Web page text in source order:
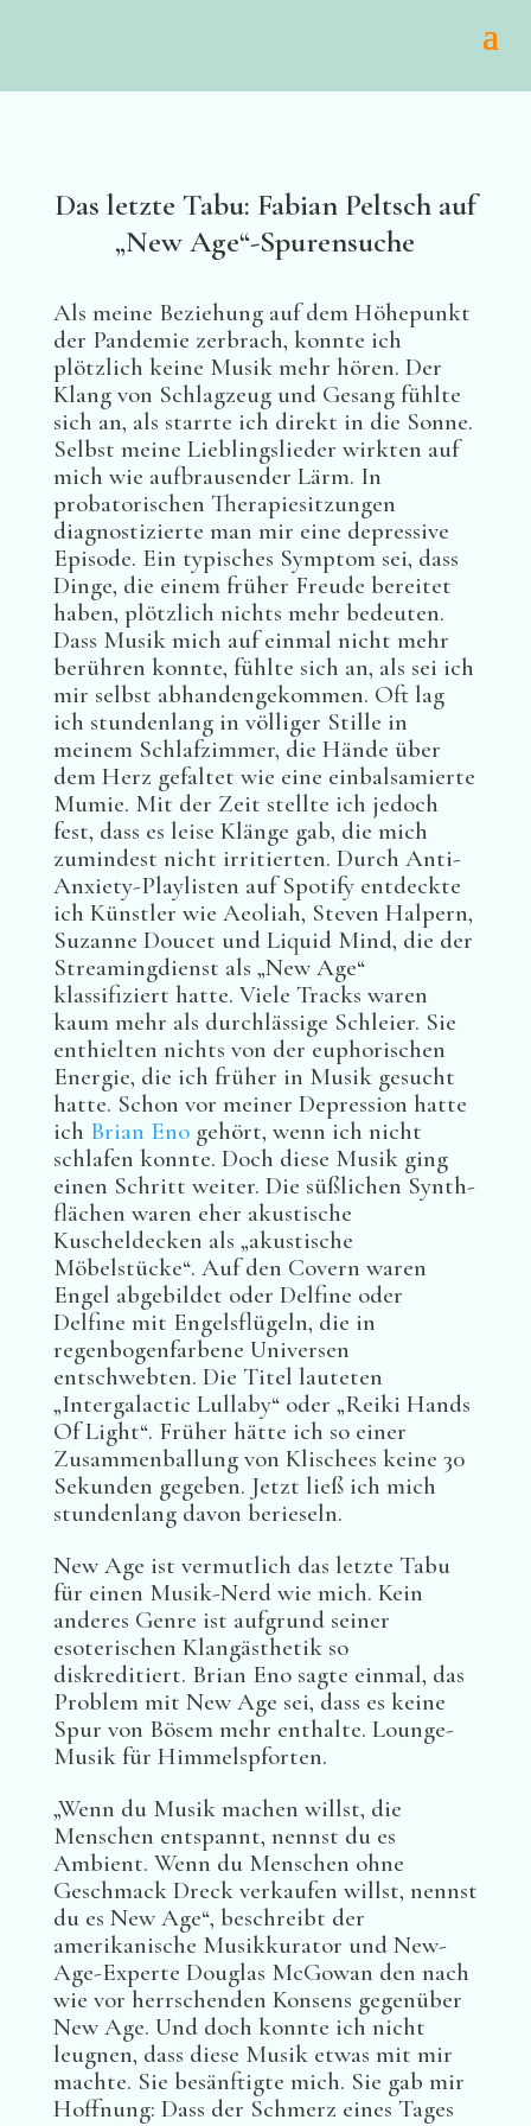
Das letzte Tabu: Fabian Peltsch auf
„New Age“-Spurensuche
Als meine Beziehung auf dem Höhepunkt
der Pandemie zerbrach, konnte ich
plötzlich keine Musik mehr hören. Der
Klang von Schlagzeug und Gesang fühlte
sich an, als starrte ich direkt in die Sonne.
Selbst meine Lieblingslieder wirkten auf
mich wie aufbrausender Lärm. In
probatorischen Therapiesitzungen
diagnostizierte man mir eine depressive
Episode. Ein typisches Symptom sei, dass
Dinge, die einem früher Freude bereitet
haben, plötzlich nichts mehr bedeuten.
Dass Musik mich auf einmal nicht mehr
berühren konnte, fühlte sich an, als sei ich
mir selbst abhandengekommen. Oft lag
ich stundenlang in völliger Stille in
meinem Schlafzimmer, die Hände über
dem Herz gefaltet wie eine einbalsamierte
Mumie. Mit der Zeit stellte ich jedoch
fest, dass es leise Klänge gab, die mich
zumindest nicht irritierten. Durch Anti-
Anxiety-Playlisten auf Spotify entdeckte
ich Künstler wie Aeoliah, Steven Halpern,
Suzanne Doucet und Liquid Mind, die der
Streamingdienst als „New Age“
klassifiziert hatte. Viele Tracks waren
kaum mehr als durchlässige Schleier. Sie
enthielten nichts von der euphorischen
Energie, die ich früher in Musik gesucht
hatte. Schon vor meiner Depression hatte
ich Brian Enogehört, wenn ich nicht
schlafen konnte. Doch diese Musik ging
einen Schritt weiter. Die süßlichen Synth-
flächen waren eher akustische
Kuscheldecken als „akustische
Möbelstücke“. Auf den Covern waren
Engel abgebildet oder Delfine oder
Delfine mit Engelsflügeln, die in
regenbogenfarbene Universen
entschwebten. Die Titel lauteten
„Intergalactic Lullaby“ oder „Reiki Hands
Of Light“. Früher hätte ich so einer
Zusammenballung von Klischees keine 30
Sekunden gegeben. Jetzt ließ ich mich
stundenlang davon berieseln.
New Age ist vermutlich das letzte Tabu
für einen Musik-Nerd wie mich. Kein
anderes Genre ist aufgrund seiner
esoterischen Klangästhetik so
diskreditiert. Brian Eno sagte einmal, das
Problem mit New Age sei, dass es keine
Spur von Bösem mehr enthalte. Lounge-
Musik für Himmelspforten.
„Wenn du Musik machen willst, die
Menschen entspannt, nennst du es
Ambient. Wenn du Menschen ohne
Geschmack Dreck verkaufen willst, nennst
du es New Age“, beschreibt der
amerikanische Musikkurator und New-
Age-Experte Douglas McGowan den nach
wie vor herrschenden Konsens gegenüber
New Age. Und doch konnte ich nicht
leugnen, dass diese Musik etwas mit mir
machte. Sie besänftigte mich. Sie gab mir
Hoffnung: Dass der Schmerz eines Tages